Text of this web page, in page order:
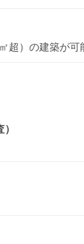
超）の建築が可